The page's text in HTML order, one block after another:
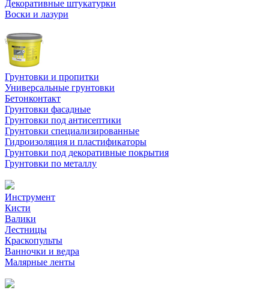
Декоративные штукатурки
Воски и лазури
Грунтовки и пропитки
Универсальные грунтовки
Бетонконтакт
Грунтовки фасадные
Грунтовки под антисептики
Грунтовки специализированные
Гидроизоляция и пластификаторы
Грунтовки под декоративные покрытия
Грунтовки по металлу
Инструмент
Кисти
Валики
Лестницы
Краскопульты
Ванночки и ведра
Малярные ленты